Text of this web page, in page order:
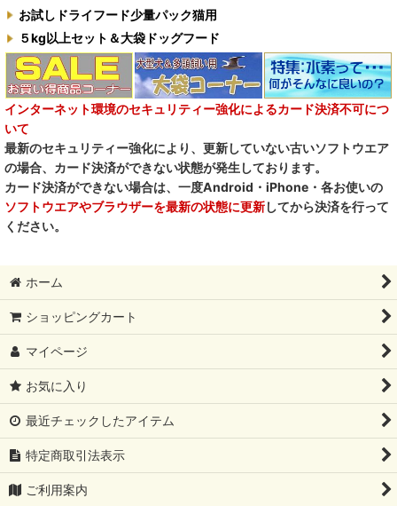
お試しドライフード少量パック猫用
５kg以上セット＆大袋ドッグフード
インターネット環境のセキュリティー強化によるカード決済不可につ
いて
最新のセキュリティー強化により、更新していない古いソフトウエア
の場合、カード決済ができない状態が発生しております。
カード決済ができない場合は、一度Android・iPhone・各お使いの
ソフトウエアやブラウザーを最新の状態に更新してから決済を行って
ください。
ホーム
ショッピングカート
マイページ
お気に入り
最近チェックしたアイテム
特定商取引法表示
ご利用案内